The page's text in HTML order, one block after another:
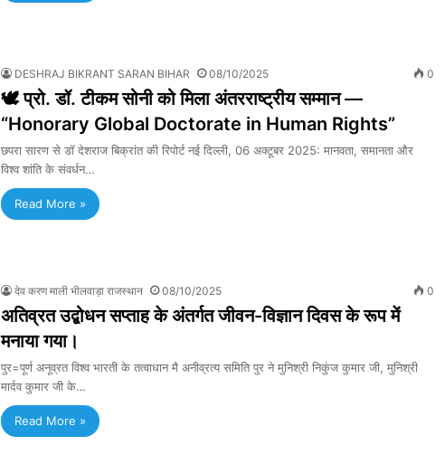
DESHRAJ BIKRANT SARAN BIHAR 08/10/2025 0
🕊️ प्रो. डॉ. टीकम सोनी को मिला अंतरराष्ट्रीय सम्मान —
“Honorary Global Doctorate in Human Rights”
छपरा सारण से डॉ देशराज बिक्रांत की रिपोर्ट नई दिल्ली, 06 अक्टूबर 2025: मानवता, समानता और
विश्व शांति के संवर्धन…
Read More »
देव करण माली भीलवाड़ा राजस्थान 08/10/2025 0
अतिव्रत उद्बोधन सप्ताह के अंतर्गत जीवन-विज्ञान दिवस के रूप में
मनाया गया।
पुर=पूर्ण अनूव्रत विश्व भारती के तत्वाधान मै अनीव्रत्य समिति पुर ने मुनिश्री निकुंज कुमार जी, मुनिश्री
मार्दव कुमार जी के…
Read More »